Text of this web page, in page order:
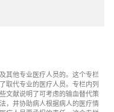
项
耶
和
其他专业医疗人员的。这个专栏
取代专业的医疗人员。专栏内列
文献说明了可考虑的输血替代策
，并协助病人根据病人的医疗情